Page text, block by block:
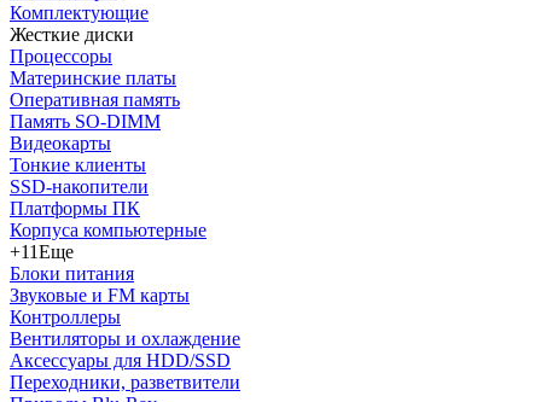
Комплектующие
Жесткие диски
Процессоры
Материнские платы
Оперативная память
Память SO-DIMM
Видеокарты
Тонкие клиенты
SSD-накопители
Платформы ПК
Корпуса компьютерные
+11Еще
Блоки питания
Звуковые и FM карты
Контроллеры
Вентиляторы и охлаждение
Аксессуары для HDD/SSD
Переходники, разветвители